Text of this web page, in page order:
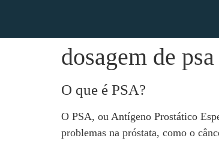
dosagem de psa
O que é PSA?
O PSA, ou Antígeno Prostático
problemas na próstata, como o